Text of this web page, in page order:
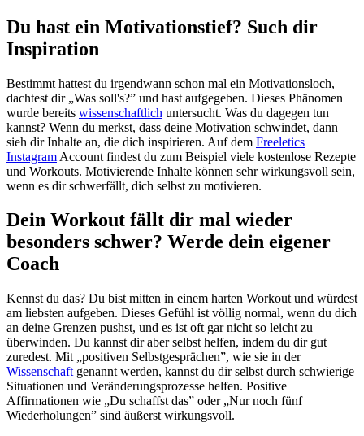
Du hast ein Motivationstief? Such dir
Inspiration
Bestimmt hattest du irgendwann schon mal ein Motivationsloch,
dachtest dir „Was soll's?” und hast aufgegeben. Dieses Phänomen
wurde bereits wissenschaftlich untersucht. Was du dagegen tun
kannst? Wenn du merkst, dass deine Motivation schwindet, dann
sieh dir Inhalte an, die dich inspirieren. Auf dem Freeletics
Instagram Account findest du zum Beispiel viele kostenlose Rezepte
und Workouts. Motivierende Inhalte können sehr wirkungsvoll sein,
wenn es dir schwerfällt, dich selbst zu motivieren.
Dein Workout fällt dir mal wieder
besonders schwer? Werde dein eigener
Coach
Kennst du das? Du bist mitten in einem harten Workout und würdest
am liebsten aufgeben. Dieses Gefühl ist völlig normal, wenn du dich
an deine Grenzen pushst, und es ist oft gar nicht so leicht zu
überwinden. Du kannst dir aber selbst helfen, indem du dir gut
zuredest. Mit „positiven Selbstgesprächen”, wie sie in der
Wissenschaft genannt werden, kannst du dir selbst durch schwierige
Situationen und Veränderungsprozesse helfen. Positive
Affirmationen wie „Du schaffst das” oder „Nur noch fünf
Wiederholungen” sind äußerst wirkungsvoll.